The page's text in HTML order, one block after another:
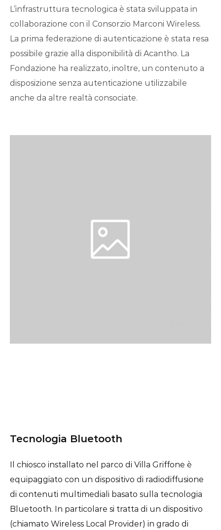
L’infrastruttura tecnologica è stata sviluppata in
collaborazione con il Consorzio Marconi Wireless.
La prima federazione di autenticazione è stata resa
possibile grazie alla disponibilità di Acantho. La
Fondazione ha realizzato, inoltre, un contenuto a
disposizione senza autenticazione utilizzabile
anche da altre realtà consociate.
Tecnologia Bluetooth
Il chiosco installato nel parco di Villa Griffone è
equipaggiato con un dispositivo di radiodiffusione
di contenuti multimediali basato sulla tecnologia
Bluetooth. In particolare si tratta di un dispositivo
(chiamato Wireless Local Provider) in grado di